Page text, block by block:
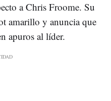
a Chris Froome. Su
amarillo y anuncia que
apuros al líder.